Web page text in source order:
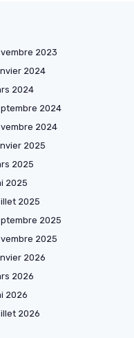
2023
2024
2024
2024
2024
2025
2025
2025
2025
2025
2025
2026
2026
2026
2026